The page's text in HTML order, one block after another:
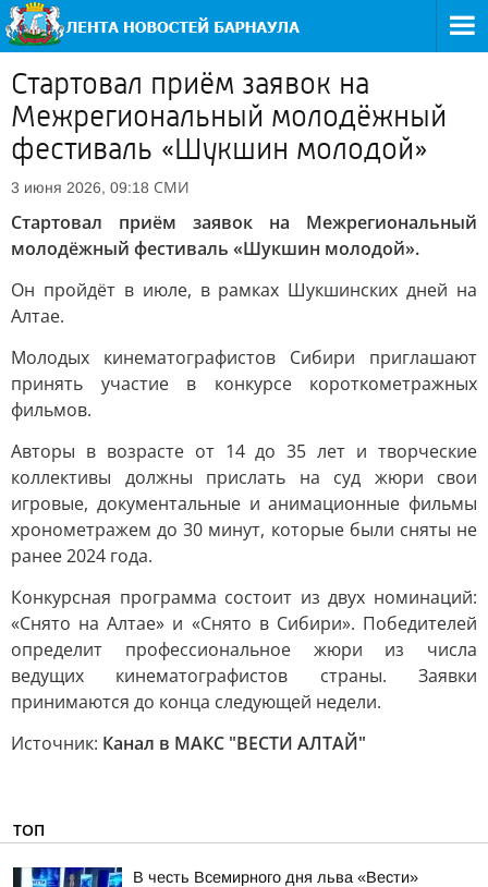
Стартовал приём заявок на
Межрегиональный молодёжный
фестиваль «Шукшин молодой»
3 июня 2026, 09:18 СМИ
Стартовал приём заявок на Межрегиональный
молодёжный фестиваль «Шукшин молодой».
Он пройдёт в июле, в рамках Шукшинских дней на
Алтае.
Молодых кинематографистов Сибири приглашают
принять участие в конкурсе короткометражных
фильмов.
Авторы в возрасте от 14 до 35 лет и творческие
коллективы должны прислать на суд жюри свои
игровые, документальные и анимационные фильмы
хронометражем до 30 минут, которые были сняты не
ранее 2024 года.
Конкурсная программа состоит из двух номинаций:
«Снято на Алтае» и «Снято в Сибири». Победителей
определит профессиональное жюри из числа
ведущих кинематографистов страны. Заявки
принимаются до конца следующей недели.
Источник: Канал в МАКС "ВЕСТИ АЛТАЙ"
ТОП
В честь Всемирного дня льва «Вести»